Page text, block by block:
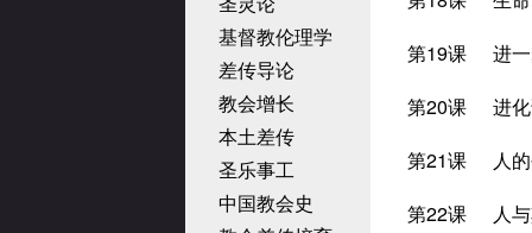
基督教伦理学
差传导论
教会增长
本土差传
圣乐事工
中国教会史
第19课
进
第20课
进
第21课
人
第22课
人